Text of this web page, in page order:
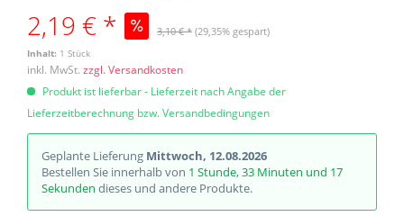
2,19 € * 3,10 € * (29,35% gespart)
Inhalt: 1 Stück
inkl. MwSt. zzgl. Versandkosten
Produkt ist lieferbar - Lieferzeit nach Angabe der
Lieferzeitberechnung bzw. Versandbedingungen
Geplante Lieferung Mittwoch, 12.08.2026
Bestellen Sie innerhalb von 1 Stunde, 33 Minuten und 17
Sekunden dieses und andere Produkte.